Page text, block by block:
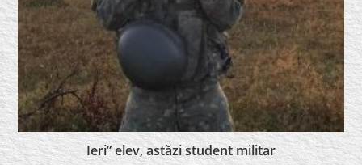
Ieri” elev, astăzi student militar